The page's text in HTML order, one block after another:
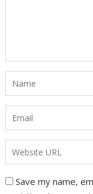
Save my name,